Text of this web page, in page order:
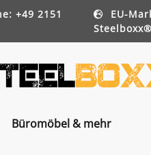
+49 2151
EU-
Steelboxx®
Büromöbel & mehr